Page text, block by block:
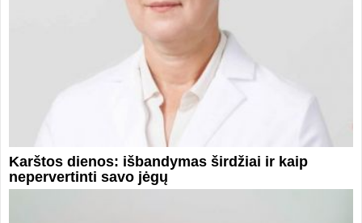
Karštos dienos: išbandymas širdžiai ir kaip
nepervertinti savo jėgų